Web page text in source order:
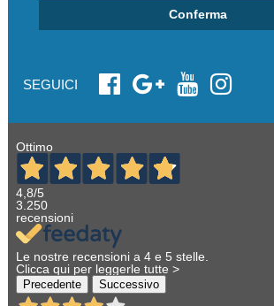
Conferma
SEGUICI
Ottimo
4,8/5
3.250
recensioni
Le nostre recensioni a 4 e 5 stelle.
Clicca qui per leggerle tutte >
Precedente Successivo